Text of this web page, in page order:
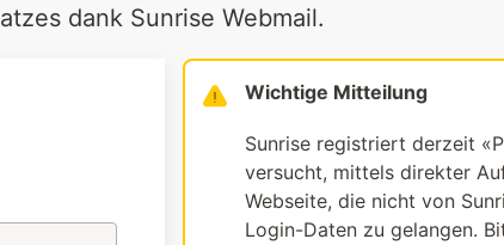
dank Sunrise Webmail.
Wichtige Mitteilung
Sunrise registriert derzeit
versucht, mittels direkter
Webseite, die nicht von
Login-Daten zu gelangen.